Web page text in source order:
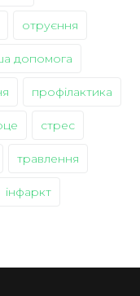
отруєння
допомога
профілактика
стрес
травлення
інфаркт